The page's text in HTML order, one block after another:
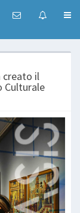
creato il
Culturale